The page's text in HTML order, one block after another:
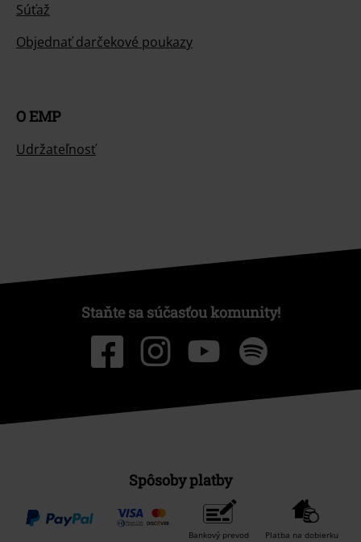
Súťaž
Objednať darčekové poukazy
O EMP
Udržateľnosť
Staňte sa súčasťou komunity!
Spôsoby platby
Bankový prevod Platba na dobierku